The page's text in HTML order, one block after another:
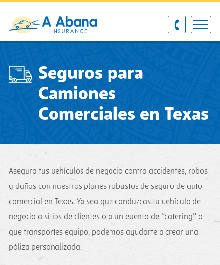
Seguros para
Camiones
Comerciales en Texas
Asegura tus vehículos de negocio contra accidentes, robos
y daños con nuestros planes robustos de seguro de auto
comercial en Texas. Ya sea que conduzcas tu vehículo de
negocio a sitios de clientes o a un evento de “catering,” o
que transportes equipo, podemos ayudarte a crear una
póliza personalizada.